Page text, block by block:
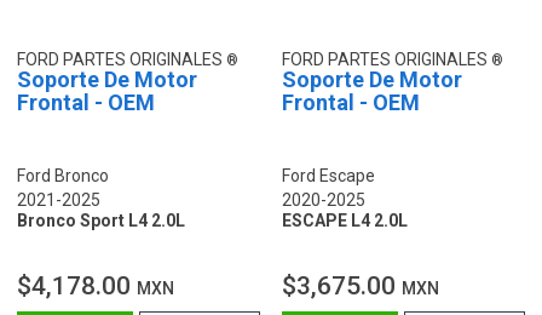
FORD PARTES ORIGINALES
Soporte De Motor
Frontal - OEM
Ford Bronco
2021-2025
Bronco Sport L4 2.0L
$4,178.00 MXN
FORD PARTES ORIGINALES
Soporte De Motor
Frontal - OEM
Ford Escape
2020-2025
ESCAPE L4 2.0L
$3,675.00 MXN